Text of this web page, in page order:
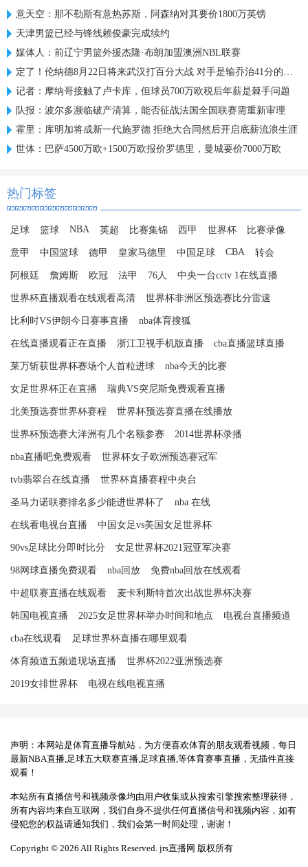
意天空：那不勒斯有意热苏斯，阿森纳对其要价1800万英镑
天津男篮已经与锋线赖俊豪完成续约
媒体人：前辽宁男篮外援杰隆·布朗加盟澳洲NBL联赛
定了！伦纳德8月22日将来武汉打百分大战 对手是输乔治41分的白晶
记者：摩纳哥接触了卢卡库，但球员700万欧税后年薪是棘手问题
队报：波尔多濒临破产清算，能否征战法国全国联赛需重新审理
霍里：库明加将成新一代施罗德 拒绝大合同然后开启底薪流浪生涯
世体：巴萨4500万欧+1500万欧报价罗德里，曼城要价7000万欧
热门标签
足球 篮球 NBA 英超 比赛集锦 西甲 世界杯 比赛录像
意甲 中国篮球 德甲 皇家马德里 中国足球 CBA 转会
阿根廷 詹姆斯 欧冠 法甲 76人 中央一台cctv 1在线直播
世界杯直播观看在线观看高清 世界杯非洲区预选赛比分雷速
比利时VS伊朗今日赛事直播 nba体育搜狐
在线直播观看正在直播 浙江卫视手机版直播 cba直播篮球直播
莱万斩获世界杯赛场个人首粒进球 nba今天的比赛
女足世界杯正在直播 瑞典VS突尼斯免费观看直播
北美预选赛世界杯赛程 世界杯预选赛直播在线播放
世界杯预选赛大洋洲有几个名额参赛 2014世界杯录播
nba直播吧免费观看 世界杯女子欧洲预选赛冠军
tvb翡翠台在线直播 世界杯直播赛程中央台
圣马力诺联赛排名多少能进世界杯了 nba 在线
在线看电视台直播 中国女足vs美国女足世界杯
90vs足球比分即时比分 女足世界杯2021冠亚军决赛
98网球直播免费观看 nba回放 免费nba回放在线观看
中超联赛直播在线观看 麦卡利斯特首次出战世界杯决赛
韩国电视直播 2025女足世界杯举办时间和地点 电视台直播频道
cba在线观看 足球世界杯直播在哪里观看
体育频道五频道现场直播 世界杯2022亚洲预选赛
2019女排世界杯 电视在线电视直播
声明：本网站是体育直播导航站，为方便喜欢体育的朋友观看视频，每日
最新NBA直播,足球五大联赛直播,足球直播,等体育赛事直播，无插件直接
观看！
本站所有直播信号和视频录像均由用户收集或从搜索引擎搜索整理获得，
所有内容均来自互联网，我们自身不提供任何直播信号和视频内容，如有
侵犯您的权益请通知我们，我们会第一时间处理，谢谢！
Copyright © 2026 All Rights Reserved. jrs直播网 版权所有